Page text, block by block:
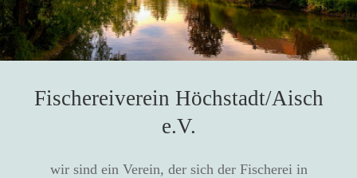
Fischereiverein Höchstadt/Aisch
e.V.
wir sind ein Verein, der sich der Fischerei in